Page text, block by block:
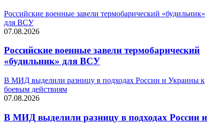
Российские военные завели термобарический «будильник»
для ВСУ
07.08.2026
Российские военные завели термобарический
«будильник» для ВСУ
В МИД выделили разницу в подходах России и Украины к
боевым действиям
07.08.2026
В МИД выделили разницу в подходах России и